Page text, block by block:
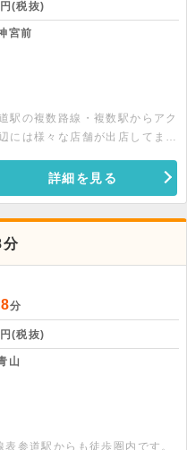
円(税抜)
宮前
駅の複数路線・複数駅からアク
には様々な店舗が出店してま
詳細を見る
分
8分
円(税抜)
山
参道駅からも徒歩圏内です。